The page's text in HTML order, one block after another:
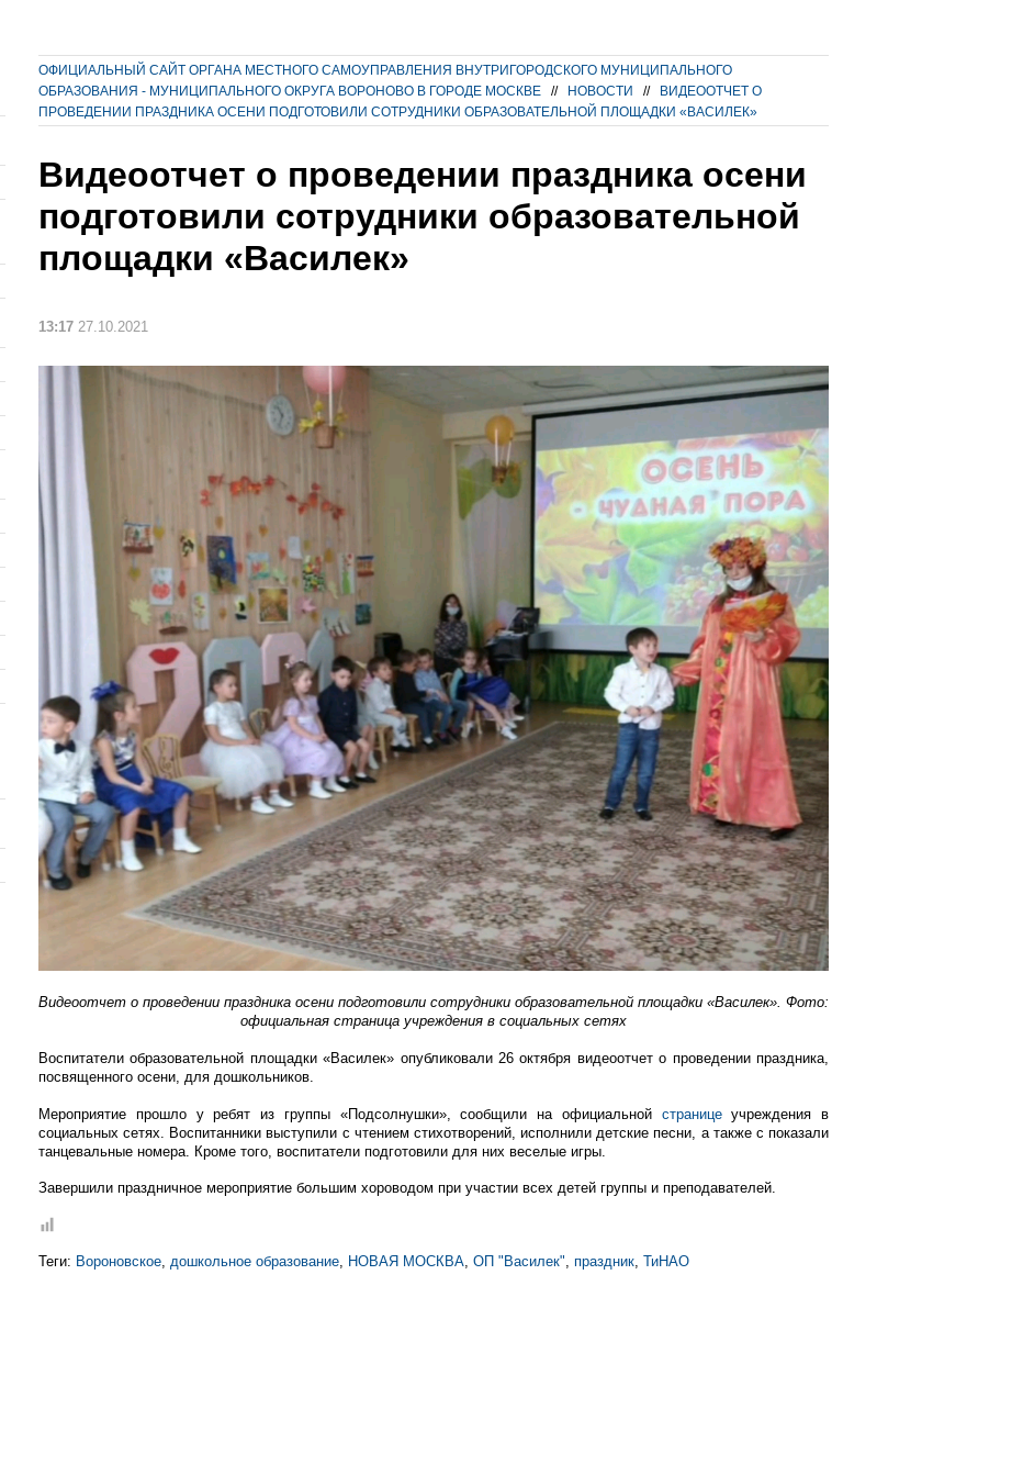
ОФИЦИАЛЬНЫЙ САЙТ ОРГАНА МЕСТНОГО САМОУПРАВЛЕНИЯ ВНУТРИГОРОДСКОГО МУНИЦИПАЛЬНОГО
ОБРАЗОВАНИЯ - МУНИЦИПАЛЬНОГО ОКРУГА ВОРОНОВО В ГОРОДЕ МОСКВЕ
// НОВОСТИ //
ВИДЕООТЧЕТ О
ПРОВЕДЕНИИ ПРАЗДНИКА ОСЕНИ ПОДГОТОВИЛИ СОТРУДНИКИ ОБРАЗОВАТЕЛЬНОЙ ПЛОЩАДКИ «ВАСИЛЕК»
Видеоотчет о проведении праздника осени
подготовили сотрудники образовательной
площадки «Василек»
13:17 27.10.2021
Видеоотчет о проведении праздника осени подготовили сотрудники образовательной площадки «Василек». Фото:
официальная страница учреждения в социальных сетях
Воспитатели образовательной площадки «Василек» опубликовали 26 октября видеоотчет о проведении праздника,
посвященного осени, для дошкольников.
Мероприятие прошло у ребят из группы «Подсолнушки», сообщили на официальной страницеучреждения в
социальных сетях. Воспитанники выступили с чтением стихотворений, исполнили детские песни, а также с показали
танцевальные номера. Кроме того, воспитатели подготовили для них веселые игры.
Завершили праздничное мероприятие большим хороводом при участии всех детей группы и преподавателей.
Теги: Вороновское дошкольное образование НОВАЯ МОСКВА ОП "Василек" праздник ТиНАО